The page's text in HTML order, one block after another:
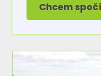
Chcem